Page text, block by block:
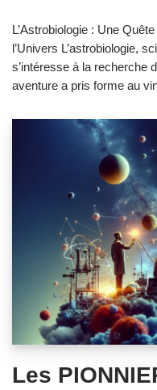
L’Astrobiologie : Une
l’Univers L’astrobiologie,
s’intéresse à la recherche
aventure a pris forme au
Les